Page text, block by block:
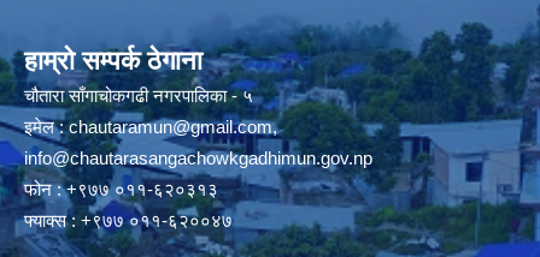
हाम्रो सम्पर्क ठेगाना
चौतारा साँगाचोकगढी नगरपालिका - ५
इमेल :chautaramun@gmail.com,
info@chautarasangachowkgadhimun.gov.np
फोन : +९७७ ०११-६२०३१३
फ्याक्स : +९७७ ०११-६२००४७